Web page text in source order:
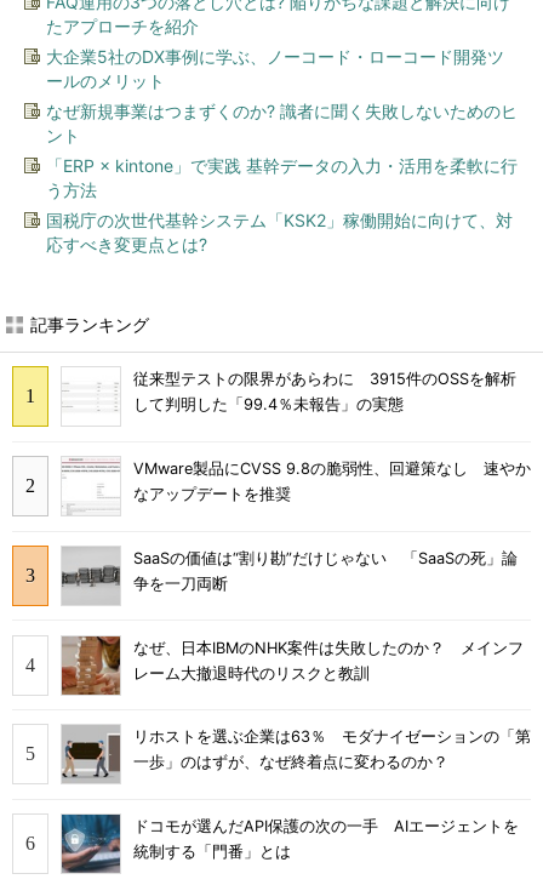
たアプローチを紹介
大企業5社のDX事例に学ぶ、ノーコード・ローコード開発ツ
ールのメリット
なぜ新規事業はつまずくのか? 識者に聞く失敗しないためのヒ
ント
「ERP × kintone」で実践 基幹データの入力・活用を柔軟に行
う方法
国税庁の次世代基幹システム「KSK2」稼働開始に向けて、対
応すべき変更点とは?
記事ランキング
従来型テストの限界があらわに 3915件のOSSを解析
して判明した「99.4％未報告」の実態
VMware製品にCVSS 9.8の脆弱性、回避策なし 速やか
なアップデートを推奨
SaaSの価値は“割り勘”だけじゃない 「SaaSの死」論
争を一刀両断
なぜ、日本IBMのNHK案件は失敗したのか？ メインフ
レーム大撤退時代のリスクと教訓
リホストを選ぶ企業は63％ モダナイゼーションの「第
一歩」のはずが、なぜ終着点に変わるのか？
ドコモが選んだAPI保護の次の一手 AIエージェントを
統制する「門番」とは